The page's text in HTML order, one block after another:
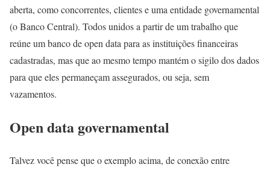
aberta, como concorrentes, clientes e uma entidade governamental
(o Banco Central). Todos unidos a partir de um trabalho que
reúne um banco de open data para as instituições financeiras
cadastradas, mas que ao mesmo tempo mantém o sigilo dos dados
para que eles permaneçam assegurados, ou seja, sem
vazamentos.
Open data governamental
Talvez você pense que o exemplo acima, de conexão entre